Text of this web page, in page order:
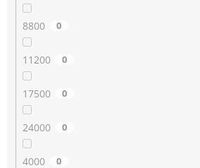
8800 0
11200 0
17500 0
24000 0
4000 0